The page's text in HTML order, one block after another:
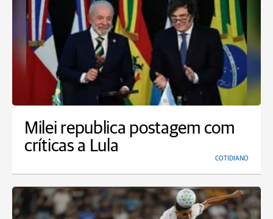
Milei republica postagem com
críticas a Lula
COTIDIANO